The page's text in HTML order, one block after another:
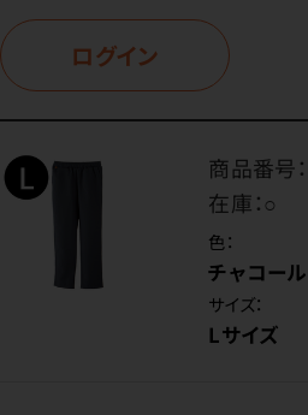
ログイン
商品番号：
在庫：○
色：
チャコール
サイズ：
Lサイズ